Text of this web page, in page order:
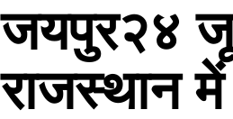
जयपुर२४
राजस्थान